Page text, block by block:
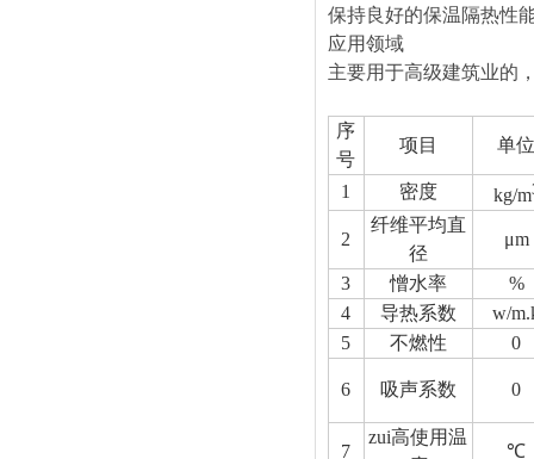
保持良好的保温隔热性
应用领域
主要用于高级建筑业的
序
号
项目 单
1 密度 kg/m
2
纤维平均直
径
μm
3 憎水率
%
4
导热系数
w/
5
不燃性 0
6 吸声系数 0
7
zui高使用温
℃